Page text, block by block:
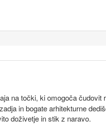
na točki, ki omogoča
in bogate arhitekturne
doživetje in stik z naravo.